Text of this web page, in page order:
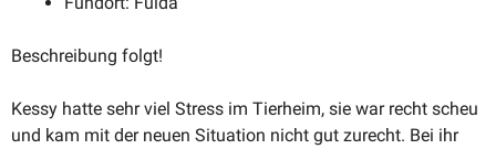
Beschreibung folgt!
Kessy hatte sehr viel Stress im Tierheim, sie war recht scheu
und kam mit der neuen Situation nicht gut zurecht. Bei ihr